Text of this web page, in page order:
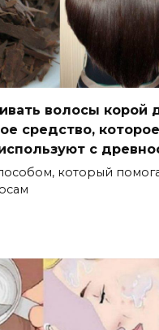
волосы корой
средство, которое
с
который